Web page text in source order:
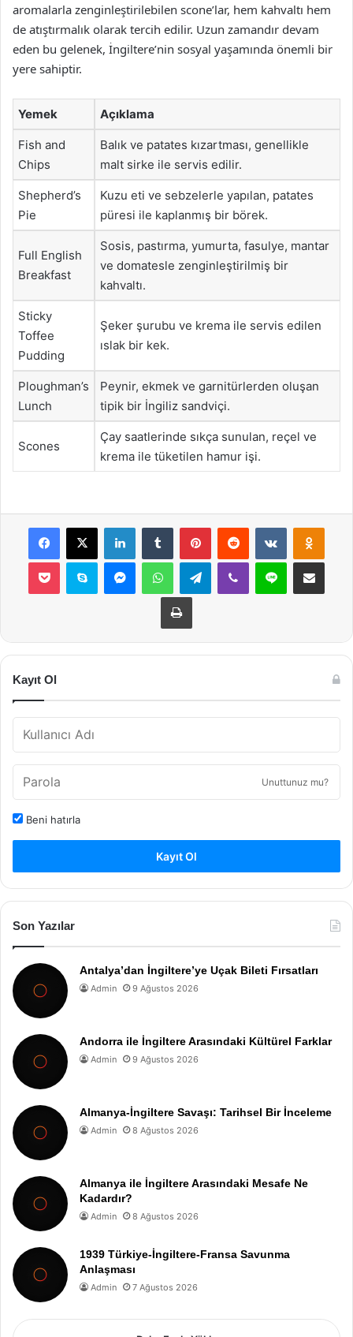
aromalarla zenginleştirilebilen scone’lar, hem kahvaltı hem
de atıştırmalık olarak tercih edilir. Uzun zamandır devam
eden bu gelenek, İngiltere’nin sosyal yaşamında önemli bir
yere sahiptir.
Yemek Açıklama
Fish and
Chips
Balık ve patates kızartması, genellikle
malt sirke ile servis edilir.
Shepherd’s
Pie
Kuzu eti ve sebzelerle yapılan, patates
püresi ile kaplanmış bir börek.
Full English
Breakfast
Sosis, pastırma, yumurta, fasulye, mantar
ve domatesle zenginleştirilmiş bir
kahvaltı.
Sticky
Toffee
Pudding
Şeker şurubu ve krema ile servis edilen
ıslak bir kek.
Ploughman’s
Lunch
Peynir, ekmek ve garnitürlerden oluşan
tipik bir İngiliz sandviçi.
Scones
Çay saatlerinde sıkça sunulan, reçel ve
krema ile tüketilen hamur işi.
Facebook
X LinkedInTumblr PinterestReddit VKontakte
Pocket Skype MessengerWhatsAppTelegramViber Line E-Posta ile
Yazdır
Kayıt Ol
Unuttunuz mu?
Beni hatırla
Kayıt Ol
Son Yazılar
Antalya’dan İngiltere’ye Uçak Bileti Fırsatları
Admin 9 Ağustos 2026
Andorra ile İngiltere Arasındaki Kültürel Farklar
Admin 9 Ağustos 2026
Almanya-İngiltere Savaşı: Tarihsel Bir İnceleme
Admin 8 Ağustos 2026
Almanya ile İngiltere Arasındaki Mesafe Ne
Kadardır?
Admin 8 Ağustos 2026
1939 Türkiye-İngiltere-Fransa Savunma
Anlaşması
Admin 7 Ağustos 2026